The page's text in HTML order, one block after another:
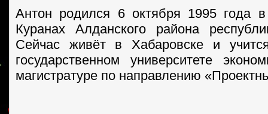
Антон родился 6 октября 1995 года
Куранах Алданского района
Сейчас живёт в Хабаровске и
государственном университете
магистратуре по направлению